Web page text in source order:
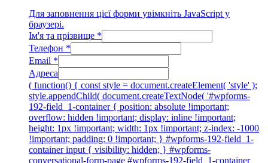
Для заповнення цієї форми увімкніть JavaScript у
браузері.
Ім'я та прізвище *
Телефон *
Email *
Адреса
( function() { const style = document.createElement( 'style' );
style.appendChild( document.createTextNode( '#wpforms-
192-field_1-container { position: absolute !important;
overflow: hidden !important; display: inline !important;
height: 1px !important; width: 1px !important; z-index: -1000
!important; padding: 0 !important; } #wpforms-192-field_1-
container input { visibility: hidden; } #wpforms-
conversational-form-page #wpforms-192-field_1-container